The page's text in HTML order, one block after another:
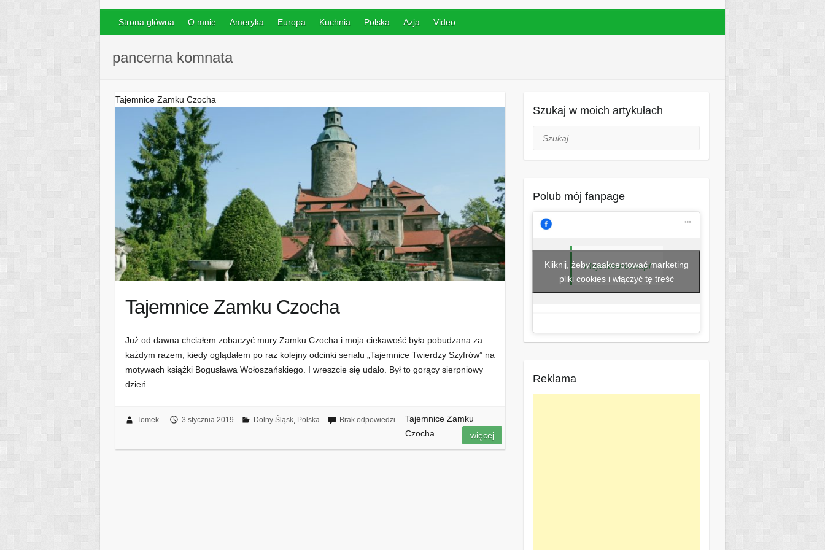
Strona główna O mnie Ameryka Europa Kuchnia Polska Azja Video
pancerna komnata
Tajemnice Zamku Czocha
Tajemnice Zamku Czocha
Już od dawna chciałem zobaczyć mury Zamku Czocha i moja ciekawość była pobudzana za
każdym razem, kiedy oglądałem po raz kolejny odcinki serialu „Tajemnice Twierdzy Szyfrów” na
motywach książki Bogusława Wołoszańskiego. I wreszcie się udało. Był to gorący sierpniowy
dzień…
Tomek 3 stycznia 2019 Dolny Śląsk, Polska Brak odpowiedzi
Tajemnice Zamku
Czocha
więcej
Szukaj w moich artykułach
Szukaj
Polub mój fanpage
MojeWedrowki.pl
Kliknij, żeby zaakceptować marketing
pliki cookies i włączyć tę treść
Reklama